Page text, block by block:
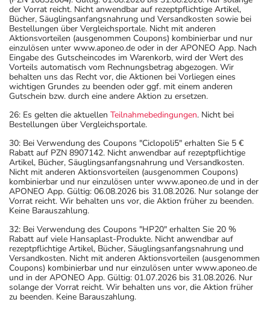
der Vorrat reicht. Nicht anwendbar auf rezeptpflichtige Artikel,
Bücher, Säuglingsanfangsnahrung und Versandkosten sowie bei
Bestellungen über Vergleichsportale. Nicht mit anderen
Aktionsvorteilen (ausgenommen Coupons) kombinierbar und nur
einzulösen unter www.aponeo.de oder in der APONEO App. Nach
Eingabe des Gutscheincodes im Warenkorb, wird der Wert des
Vorteils automatisch vom Rechnungsbetrag abgezogen. Wir
behalten uns das Recht vor, die Aktionen bei Vorliegen eines
wichtigen Grundes zu beenden oder ggf. mit einem anderen
Gutschein bzw. durch eine andere Aktion zu ersetzen.
26: Es gelten die aktuellen Teilnahmebedingungen. Nicht bei
Bestellungen über Vergleichsportale.
30: Bei Verwendung des Coupons "Ciclopoli5" erhalten Sie 5 €
Rabatt auf PZN 8907142. Nicht anwendbar auf rezeptpflichtige
Artikel, Bücher, Säuglingsanfangsnahrung und Versandkosten.
Nicht mit anderen Aktionsvorteilen (ausgenommen Coupons)
kombinierbar und nur einzulösen unter www.aponeo.de und in der
APONEO App. Gültig: 06.08.2026 bis 31.08.2026. Nur solange der
Vorrat reicht. Wir behalten uns vor, die Aktion früher zu beenden.
Keine Barauszahlung.
32: Bei Verwendung des Coupons "HP20" erhalten Sie 20 %
Rabatt auf viele Hansaplast-Produkte. Nicht anwendbar auf
rezeptpflichtige Artikel, Bücher, Säuglingsanfangsnahrung und
Versandkosten. Nicht mit anderen Aktionsvorteilen (ausgenommen
Coupons) kombinierbar und nur einzulösen unter www.aponeo.de
und in der APONEO App. Gültig: 01.07.2026 bis 31.08.2026. Nur
solange der Vorrat reicht. Wir behalten uns vor, die Aktion früher
zu beenden. Keine Barauszahlung.